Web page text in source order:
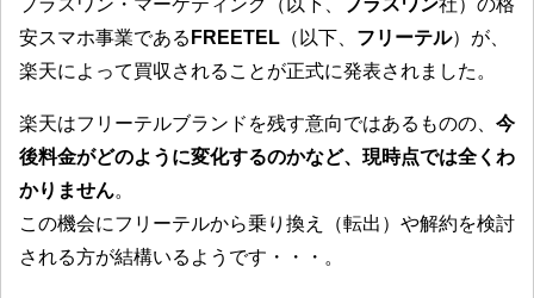
プラスワン・マーケティング（以下、 プラスワン社）の格
安スマホ事業である FREETEL （以下、 フリーテル）が、
楽天によって買収されることが正式に発表されました。
楽天はフリーテルブランドを残す意向ではあるものの、 今
後料金がどのように変化するのかなど、現時点では全くわ
かりません。
この機会にフリーテルから乗り換え（転出）や解約を検討
される方が結構いるようです・・・。